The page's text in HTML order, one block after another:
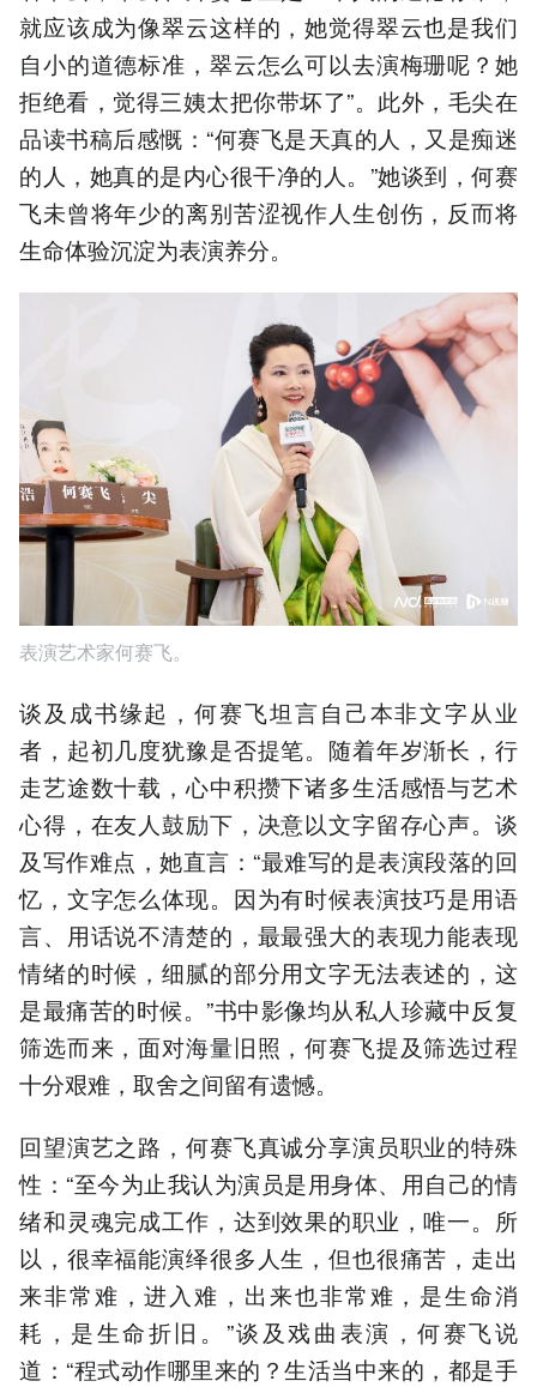
就应该成为像翠云这样的，她觉得翠云也是我们
自小的道德标准，翠云怎么可以去演梅珊呢？她
拒绝看，觉得三姨太把你带坏了”。此外，毛尖在
品读书稿后感慨：“何赛飞是天真的人，又是痴迷
的人，她真的是内心很干净的人。”她谈到，何赛
飞未曾将年少的离别苦涩视作人生创伤，反而将
生命体验沉淀为表演养分。
表演艺术家何赛飞。
谈及成书缘起，何赛飞坦言自己本非文字从业
者，起初几度犹豫是否提笔。随着年岁渐长，行
走艺途数十载，心中积攒下诸多生活感悟与艺术
心得，在友人鼓励下，决意以文字留存心声。谈
及写作难点，她直言：“最难写的是表演段落的回
忆，文字怎么体现。因为有时候表演技巧是用语
言、用话说不清楚的，最最强大的表现力能表现
情绪的时候，细腻的部分用文字无法表述的，这
是最痛苦的时候。”书中影像均从私人珍藏中反复
筛选而来，面对海量旧照，何赛飞提及筛选过程
十分艰难，取舍之间留有遗憾。
回望演艺之路，何赛飞真诚分享演员职业的特殊
性：“至今为止我认为演员是用身体、用自己的情
绪和灵魂完成工作，达到效果的职业，唯一。所
以，很幸福能演绎很多人生，但也很痛苦，走出
来非常难，进入难，出来也非常难，是生命消
耗，是生命折旧。”谈及戏曲表演，何赛飞说
道：“程式动作哪里来的？生活当中来的，都是手